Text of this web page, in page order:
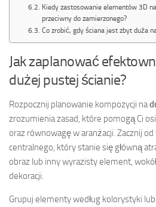
Kiedy zastosowanie elementów 3D
przeciwny do zamierzonego?
Co zrobić, gdy ściana jest zbyt duża
Jak zaplanować
dużej pustej ścianie?
Rozpocznij planowanie kompozycji na
zrozumienia zasad, które pomogą Ci
oraz równowagę w aranżacji. Zacznij
centralnego, który stanie się główną
obraz lub inny wyrazisty element,
dekoracji.
Grupuj elementy według kolorystyki